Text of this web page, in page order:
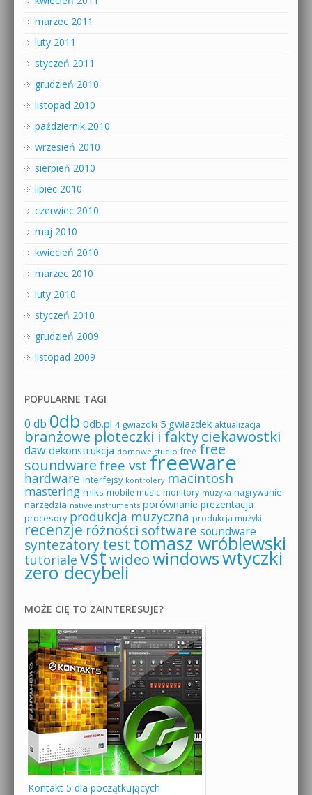
marzec 2011
luty 2011
styczeń 2011
grudzień 2010
listopad 2010
październik 2010
wrzesień 2010
sierpień 2010
lipiec 2010
czerwiec 2010
maj 2010
kwiecień 2010
marzec 2010
luty 2010
styczeń 2010
grudzień 2009
listopad 2009
POPULARNE TAGI
0 db 0db 0db.pl 4 gwiazdki 5 gwiazdek aktualizacja
branżowe ploteczki i faktyciekawostki
daw dekonstrukcja domowe studio free free
soundware free vst freeware
hardware interfejsy kontrolery macintosh
mastering miks mobile music monitory muzyka nagrywanie
narzędzia native instruments porównanie prezentacja
procesory produkcja muzyczna produkcja muzyki
recenzje różności software soundware
syntezatorytesttomasz wróblewski
tutoriale vstwideowindowswtyczki
zero decybeli
MOŻE CIĘ TO ZAINTERESUJE?
Kontakt 5 dla początkujących